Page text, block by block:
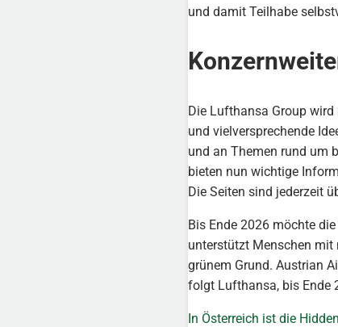
und damit Teilhabe
Die Lufthansa Group
und vielversprechende
und an Themen rund um
bieten nun wichtige
Die Seiten sind jederzeit
Bis Ende 2026 möchte
unterstützt Menschen mit
grünem Grund. Austrian
folgt Lufthansa, bis Ende
In Österreich ist die